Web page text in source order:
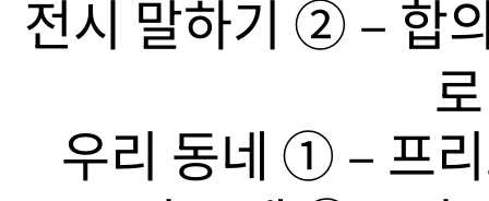
전시 말하기 ➁ – 합
우리 동네 ➀ – 프